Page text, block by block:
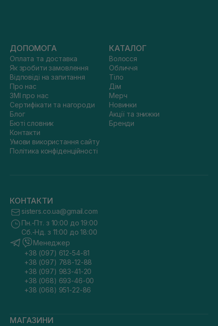
ДОПОМОГА
Оплата та доставка
Як зробити замовлення
Відповіді на запитання
Про нас
ЗМІ про нас
Сертифікати та нагороди
Блог
Бюті словник
Контакти
Умови використання сайту
Політика конфіденційності
КАТАЛОГ
Волосся
Обличчя
Тіло
Дім
Мерч
Новинки
Акції та знижки
Бренди
КОНТАКТИ
sisters.co.ua@gmail.com
Пн.-Пт. з 10:00 до 19:00
Сб.-Нд. з 11:00 до 18:00
Менеджер
+38 (097) 612-54-81
+38 (097) 788-12-88
+38 (097) 983-41-20
+38 (068) 693-46-00
+38 (068) 951-22-86
МАГАЗИНИ